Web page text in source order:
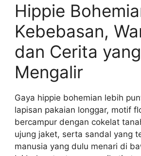
Hippie
Kebebasan,
dan Cerita yang
Mengalir
Gaya hippie bohemian lebih
lapisan pakaian longgar, motif
bercampur dengan cokelat
ujung jaket, serta sandal yang
manusia yang dulu menari di